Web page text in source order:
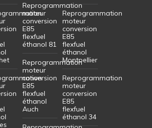
Reprogrammation
moteur
conversion
E85
flexfuel
éthanol 81
Reprogrammation
moteur
conversion
E85
flexfuel
éthanol
Auch
Reprogrammation
moteur
conversion
E85
flexfuel
éthanol
Montpellier
Reprogrammation
moteur
conversion
E85
flexfuel
éthanol 34